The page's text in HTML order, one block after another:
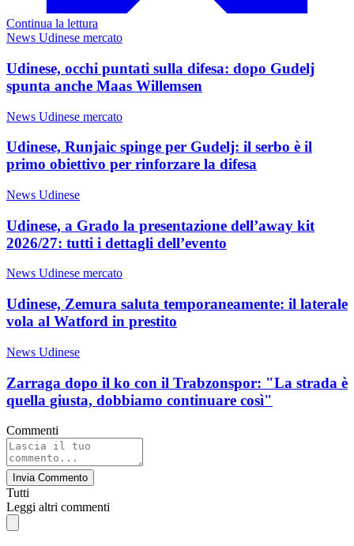
Continua la lettura
News Udinese mercato
Udinese, occhi puntati sulla difesa: dopo Gudelj
spunta anche Maas Willemsen
News Udinese mercato
Udinese, Runjaic spinge per Gudelj: il serbo è il
primo obiettivo per rinforzare la difesa
News Udinese
Udinese, a Grado la presentazione dell’away kit
2026/27: tutti i dettagli dell’evento
News Udinese mercato
Udinese, Zemura saluta temporaneamente: il laterale
vola al Watford in prestito
News Udinese
Zarraga dopo il ko con il Trabzonspor: "La strada è
quella giusta, dobbiamo continuare così"
Commenti
Invia Commento
Tutti
Leggi altri commenti